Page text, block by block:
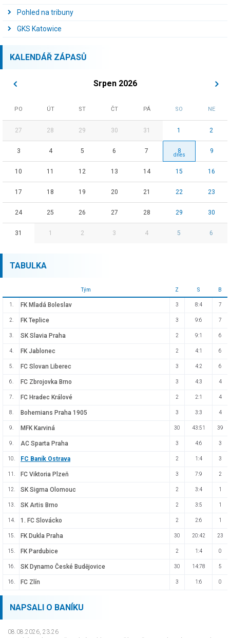
Pohled na tribuny
GKS Katowice
KALENDÁŘ ZÁPASŮ
Srpen 2026
PO ÚT ST ČT PÁ SO NE
27 28 29 30 31 1 2
3 4 5 6 7 8 9
10 11 12 13 14 15 16
17 18 19 20 21 22 23
24 25 26 27 28 29 30
31 1 2 3 4 5 6
TABULKA
Tým Z S B
1. FK Mladá Boleslav 3 8:4 7
2. FK Teplice 3 9:6 7
3. SK Slavia Praha 2 9:1 6
4. FK Jablonec 2 4:1 6
5. FC Slovan Liberec 3 4:2 6
6. FC Zbrojovka Brno 3 4:3 4
7. FC Hradec Králové 2 2:1 4
8. Bohemians Praha 1905 3 3:3 4
9. MFK Karviná 30 43:51 39
9. AC Sparta Praha 3 4:6 3
10. FC Baník Ostrava 2 1:4 3
11. FC Viktoria Plzeň 3 7:9 2
12. SK Sigma Olomouc 2 3:4 1
13. SK Artis Brno 2 3:5 1
14. 1. FC Slovácko 2 2:6 1
15. FK Dukla Praha 30 20:42 23
15. FK Pardubice 2 1:4 0
16. SK Dynamo České Budějovice 30 14:78 5
16. FC Zlín 3 1:6 0
NAPSALI O BANÍKU
08.08.2026, 23.26